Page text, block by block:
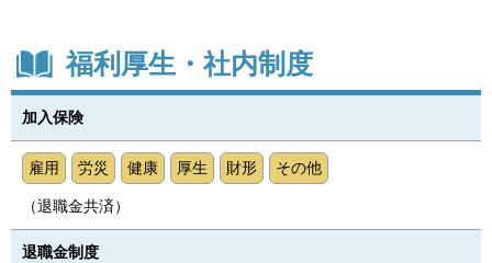
福利厚生・社内制度
加入保険
雇用 労災 健康 厚生 財形 その他
（退職金共済）
退職金制度